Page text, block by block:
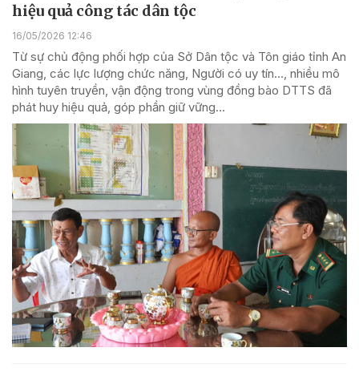
hiệu quả công tác dân tộc
16/05/2026 12:46
Từ sự chủ động phối hợp của Sở Dân tộc và Tôn giáo tỉnh An
Giang, các lực lượng chức năng, Người có uy tín..., nhiều mô
hình tuyên truyền, vận động trong vùng đồng bào DTTS đã
phát huy hiệu quả, góp phần giữ vững...